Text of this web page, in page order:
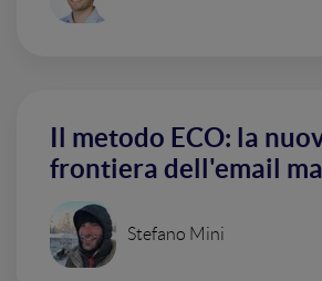
Il metodo ECO: la
frontiera dell'email
Stefano Mini